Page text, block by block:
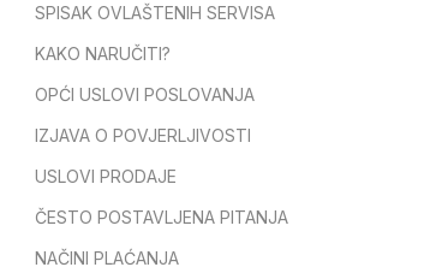
SPISAK OVLAŠTENIH SERVISA
KAKO NARUČITI?
OPĆI USLOVI POSLOVANJA
IZJAVA O POVJERLJIVOSTI
USLOVI PRODAJE
ČESTO POSTAVLJENA PITANJA
NAČINI PLAĆANJA